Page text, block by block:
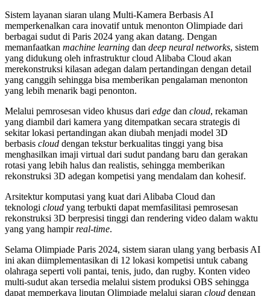
Sistem layanan siaran ulang Multi-Kamera Berbasis AI
memperkenalkan cara inovatif untuk menonton Olimpiade dari
berbagai sudut di Paris 2024 yang akan datang. Dengan
memanfaatkan machine learning dan deep neural networks, sistem
yang didukung oleh infrastruktur cloud Alibaba Cloud akan
merekonstruksi kilasan adegan dalam pertandingan dengan detail
yang canggih sehingga bisa memberikan pengalaman menonton
yang lebih menarik bagi penonton.
Melalui pemrosesan video khusus dari edge dan cloud, rekaman
yang diambil dari kamera yang ditempatkan secara strategis di
sekitar lokasi pertandingan akan diubah menjadi model 3D
berbasis cloud dengan tekstur berkualitas tinggi yang bisa
menghasilkan imaji virtual dari sudut pandang baru dan gerakan
rotasi yang lebih halus dan realistis, sehingga memberikan
rekonstruksi 3D adegan kompetisi yang mendalam dan kohesif.
Arsitektur komputasi yang kuat dari Alibaba Cloud dan
teknologi cloud yang terbukti dapat memfasilitasi pemrosesan
rekonstruksi 3D berpresisi tinggi dan rendering video dalam waktu
yang yang hampirreal-time.
Selama Olimpiade Paris 2024, sistem siaran ulang yang berbasis AI
ini akan diimplementasikan di 12 lokasi kompetisi untuk cabang
olahraga seperti voli pantai, tenis, judo, dan rugby. Konten video
multi-sudut akan tersedia melalui sistem produksi OBS sehingga
dapat memperkaya liputan Olimpiade melalui siaran cloud dengan